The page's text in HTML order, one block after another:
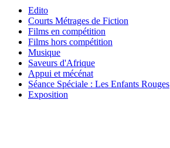
Edito
Courts Métrages de Fiction
Films en compétition
Films hors compétition
Musique
Saveurs d'Afrique
Appui et mécénat
Séance Spéciale : Les Enfants Rouges
Exposition